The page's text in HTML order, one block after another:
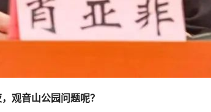
观音山公园问题呢？